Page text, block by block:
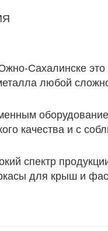
Сахалинске это
любой
качества и с
спектр
для крыш и